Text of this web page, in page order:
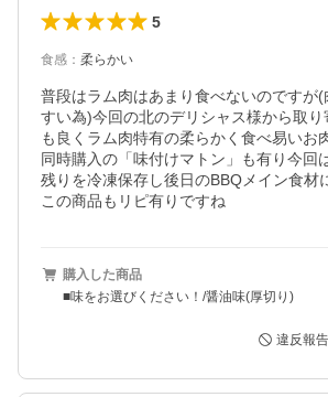
5
食感 ： 柔らかい
普段はラム肉はあまり食べないのですが
すい為)今回の北のデリシャス様から取
も良くラム肉特有の柔らかく食べ易いお
同時購入の「味付けマトン」も有り今回
残りを冷凍保存し後日のBBQメイン食材
購入した商品
■味をお選びください！/醤油味(厚切り)
違反報告